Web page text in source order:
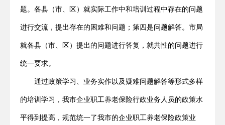
题。各县（市、区）就实际工作中和培训过程中存在的问题
进行交流，提出存在的困难和问题；第四是问题解答。市局
就各县（市、区）提出的问题进行答复，就共性的问题进行
统一要求。
通过政策学习、业务实作以及疑难问题解答等形式多样
的培训学习，我市企业职工养老保险行政业务人员的政策水
平得到提高，规范统一了我市的企业职工养老保险政策业